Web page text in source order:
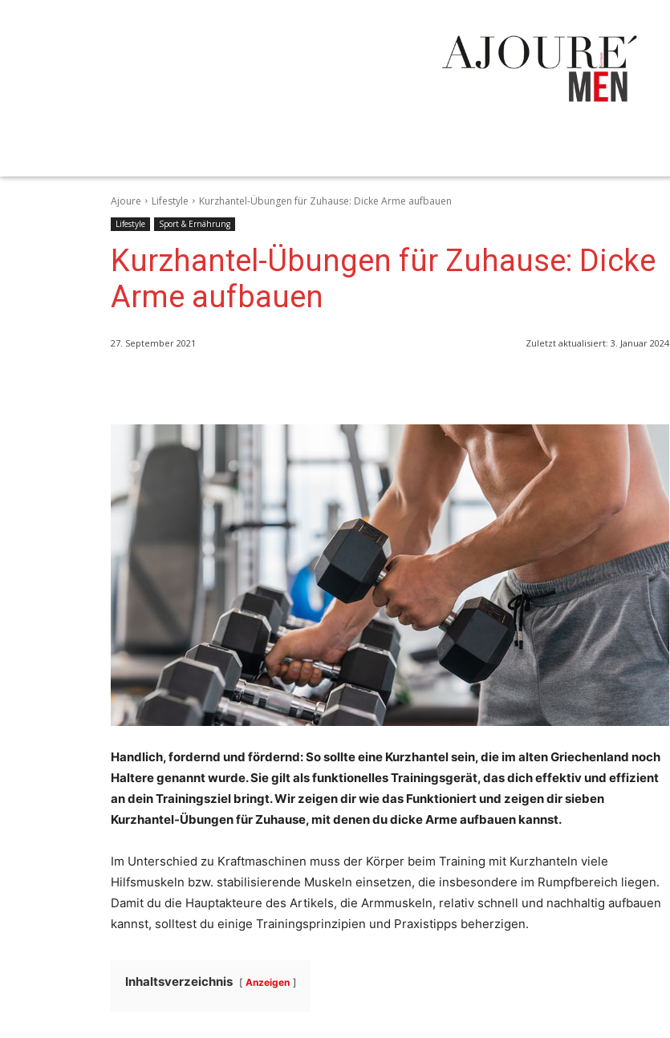
Ajoure Lifestyle Kurzhantel-Übungen für Zuhause: Dicke Arme aufbauen
Lifestyle Sport & Ernährung
Kurzhantel-Übungen für Zuhause: Dicke
Arme aufbauen
27. September 2021 Zuletzt aktualisiert: 3. Januar 2024
Handlich, fordernd und fördernd: So sollte eine Kurzhantel sein, die im alten Griechenland noch
Haltere genannt wurde. Sie gilt als funktionelles Trainingsgerät, das dich effektiv und effizient
an dein Trainingsziel bringt. Wir zeigen dir wie das Funktioniert und zeigen dir sieben
Kurzhantel-Übungen für Zuhause, mit denen du dicke Arme aufbauen kannst.
Im Unterschied zu Kraftmaschinen muss der Körper beim Training mit Kurzhanteln viele
Hilfsmuskeln bzw. stabilisierende Muskeln einsetzen, die insbesondere im Rumpfbereich liegen.
Damit du die Hauptakteure des Artikels, die Armmuskeln, relativ schnell und nachhaltig aufbauen
kannst, solltest du einige Trainingsprinzipien und Praxistipps beherzigen.
Inhaltsverzeichnis Anzeigen